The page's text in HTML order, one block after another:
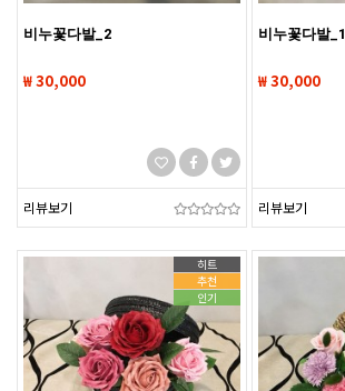
비누꽃다발_2
₩ 30,000
리뷰보기
비누꽃다발_1
₩ 30,000
리뷰보기
히트
추천
인기